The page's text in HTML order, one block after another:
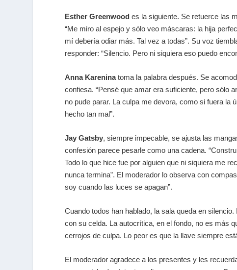
Esther Greenwood es la siguiente. Se retuerce las
“Me miro al espejo y sólo veo máscaras: la hija
mí debería odiar más. Tal vez a todas”. Su voz
responder: “Silencio. Pero ni siquiera eso puedo
Anna Kareninatoma la palabra después. Se
confiesa. “Pensé que amar era suficiente, pero sólo
no pude parar. La culpa me devora, como si fuera la
hecho tan mal”.
Jay Gatsby, siempre impecable, se ajusta las
confesión parece pesarle como una cadena.
Todo lo que hice fue por alguien que ni siquiera me
nunca termina”. El moderador lo observa con
soy cuando las luces se apagan”.
Cuando todos han hablado, la sala queda en
con su celda. La autocrítica, en el fondo, no es más
cerrojos de culpa. Lo peor es que la llave siempre
El moderador agradece a los presentes y les